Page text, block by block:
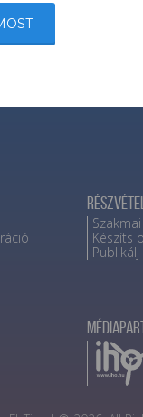
Részvétel
Készíts